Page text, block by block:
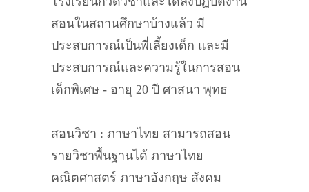
สอนในสถานศึกษาบ้างแล้ว มี
ประสบการณ์เป็นพี่เลี้ยงเด็ก และมี
ประสบการณ์และความรู้ในการสอน
เด็กพิเศษ - อายุ 20 ปี ศาสนา พุทธ
สอนวิชา : ภาษาไทย สามารถสอน
รายวิชาพื้นฐานได้ ภาษาไทย
คณิตศาสตร์ ภาษาอังกฤษ สังคม